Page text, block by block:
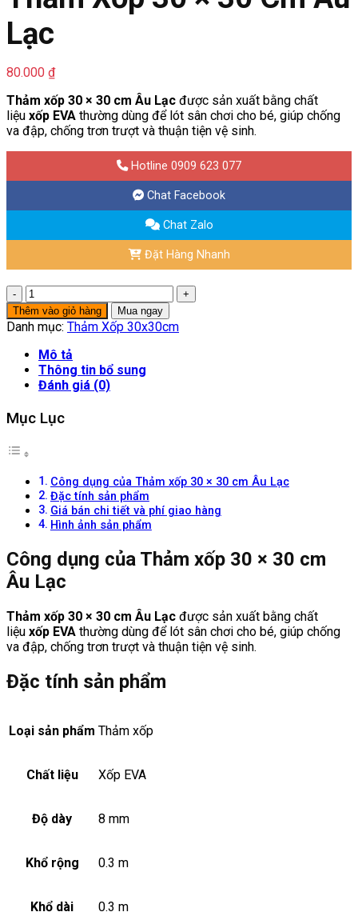
Lạc
80.000 ₫
Thảm xốp 30 × 30 cm Âu Lạc được sản xuất bằng chất
liệu xốp EVA thường dùng để lót sân chơi cho bé, giúp chống
va đập, chống trơn trượt và thuận tiện vệ sinh.
Hotline 0909 623 077
Chat Facebook
Chat Zalo
Đặt Hàng Nhanh
Thảm
Xốp
30
30
Cm
Âu
số
lượng
Thêm vào giỏ hàng Mua ngay
Danh mục: Thảm Xốp 30x30cm
Mô tả
Thông tin bổ sung
Đánh giá (0)
Mục Lục
Công dụng của Thảm xốp 30 × 30 cm Âu Lạc
Đặc tính sản phẩm
Giá bán chi tiết và phí giao hàng
Hình ảnh sản phẩm
Công dụng của Thảm xốp 30 × 30 cm
Âu Lạc
Thảm xốp 30 × 30 cm Âu Lạc được sản xuất bằng chất
liệu xốp EVA thường dùng để lót sân chơi cho bé, giúp chống
va đập, chống trơn trượt và thuận tiện vệ sinh.
Đặc tính sản phẩm
Loại sản phẩm Thảm xốp
Chất liệu Xốp EVA
Độ dày 8 mm
Khổ rộng 0.3 m
Khổ dài 0.3 m